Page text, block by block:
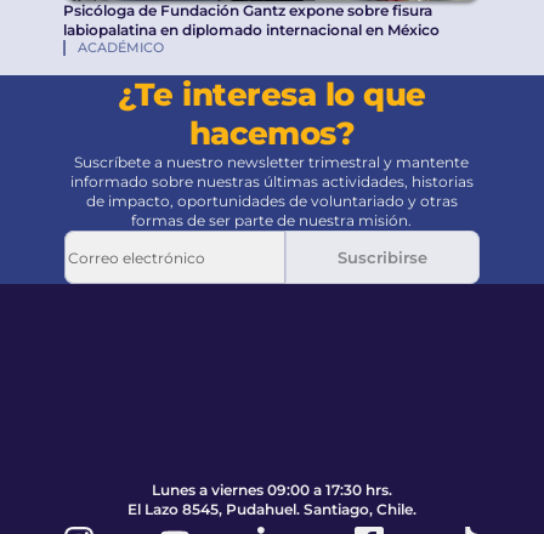
Psicóloga de Fundación Gantz expone sobre fisura
labiopalatina en diplomado internacional en México
ACADÉMICO
¿Te interesa lo que
hacemos?
Suscríbete a nuestro newsletter trimestral y mantente
informado sobre nuestras últimas actividades, historias
de impacto, oportunidades de voluntariado y otras
formas de ser parte de nuestra misión.
Suscribirse
Lunes a viernes 09:00 a 17:30 hrs.
El Lazo 8545, Pudahuel. Santiago, Chile.